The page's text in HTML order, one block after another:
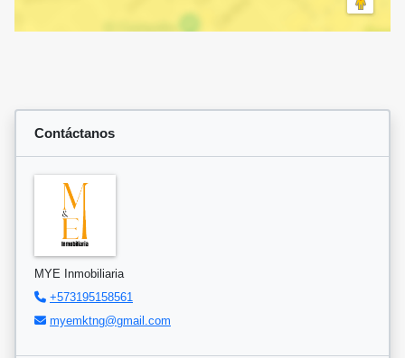
Contáctanos
MYE Inmobiliaria
+573195158561
myemktng@gmail.com